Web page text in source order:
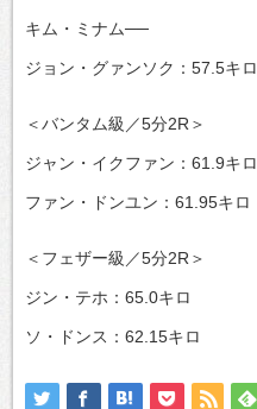
キム・ミナム──
ジョン・グァンソク：57.5キロ
＜バンタム級／5分2R＞
ジャン・イクファン：61.9キロ
ファン・ドンユン：61.95キロ
＜フェザー級／5分2R＞
ジン・テホ：65.0キロ
ソ・ドンス：62.15キロ